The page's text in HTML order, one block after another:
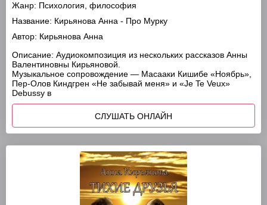
Жанр: Психология, философия
Название: Кирьянова Анна - Про Мурку
Автор: Кирьянова Анна
Описание: Аудиокомпозиция из нескольких рассказов Анны
Валентиновны Кирьяновой.
Музыкальное сопровождение — Масааки Кишибе «Ноябрь»,
Пер-Олов Киндгрен «Не забывай меня» и «Je Te Veux»
Debussy в
СЛУШАТЬ ОНЛАЙН